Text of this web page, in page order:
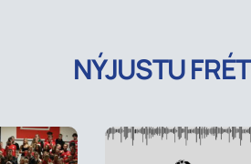
NÝJUSTU